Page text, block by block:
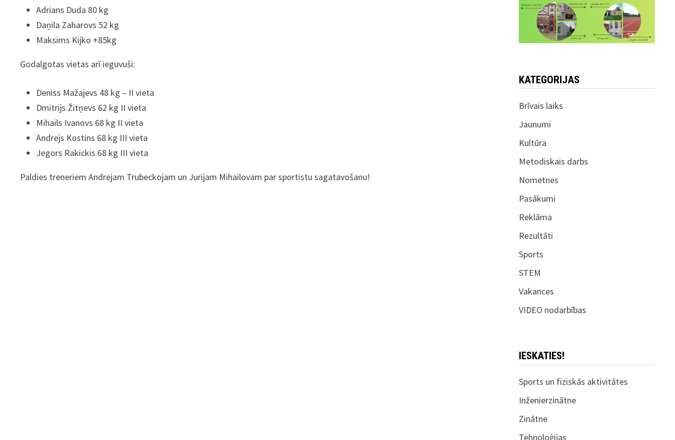
Adrians Duda 80 kg
Daņila Zaharovs 52 kg
Maksims Kijko +85kg
Godalgotas vietas arī ieguvuši:
Deniss Mažajevs 48 kg – II vieta
Dmitrijs Žitņevs 62 kg II vieta
Mihails Ivanovs 68 kg II vieta
Andrejs Kostins 68 kg III vieta
Jegors Rakickis 68 kg III vieta
Paldies treneriem Andrejam Trubeckojam un Jurijam Mihailovam par sportistu sagatavošanu!
KATEGORIJAS
Brīvais laiks
Jaunumi
Kultūra
Metodiskais darbs
Nometnes
Pasākumi
Reklāma
Rezultāti
Sports
STEM
Vakances
VIDEO nodarbības
IESKATIES!
Sports un fiziskās aktivitātes
Inženierzinātne
Zinātne
Tehnoloģijas